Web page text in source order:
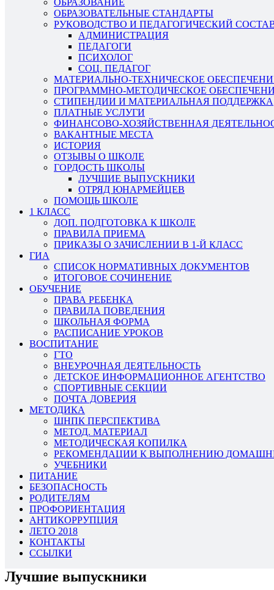
ОБРАЗОВАНИЕ
ОБРАЗОВАТЕЛЬНЫЕ СТАНДАРТЫ
РУКОВОДСТВО И ПЕДАГОГИЧЕСКИЙ
АДМИНИСТРАЦИЯ
ПЕДАГОГИ
ПСИХОЛОГ
СОЦ. ПЕДАГОГ
МАТЕРИАЛЬНО-ТЕХНИЧЕСКОЕ
ПРОГРАММНО-МЕТОДИЧЕСКОЕ
СТИПЕНДИИ И МАТЕРИАЛЬНАЯ ПОДДЕРЖКА
ПЛАТНЫЕ УСЛУГИ
ФИНАНСОВО-ХОЗЯЙСТВЕННАЯ
ВАКАНТНЫЕ МЕСТА
ИСТОРИЯ
ОТЗЫВЫ О ШКОЛЕ
ГОРДОСТЬ ШКОЛЫ
ЛУЧШИЕ ВЫПУСКНИКИ
ОТРЯД ЮНАРМЕЙЦЕВ
ПОМОЩЬ ШКОЛЕ
1 КЛАСС
ДОП. ПОДГОТОВКА К ШКОЛЕ
ПРАВИЛА ПРИЕМА
ПРИКАЗЫ О ЗАЧИСЛЕНИИ В 1-Й КЛАСС
ГИА
СПИСОК НОРМАТИВНЫХ ДОКУМЕНТОВ
ИТОГОВОЕ СОЧИНЕНИЕ
ОБУЧЕНИЕ
ПРАВА РЕБЕНКА
ПРАВИЛА ПОВЕДЕНИЯ
ШКОЛЬНАЯ ФОРМА
РАСПИСАНИЕ УРОКОВ
ВОСПИТАНИЕ
ГТО
ВНЕУРОЧНАЯ ДЕЯТЕЛЬНОСТЬ
ДЕТСКОЕ ИНФОРМАЦИОННОЕ АГЕНТСТВО
СПОРТИВНЫЕ СЕКЦИИ
ПОЧТА ДОВЕРИЯ
МЕТОДИКА
ШНПК ПЕРСПЕКТИВА
МЕТОД. МАТЕРИАЛ
МЕТОДИЧЕСКАЯ КОПИЛКА
РЕКОМЕНДАЦИИ К ВЫПОЛНЕНИЮ
УЧЕБНИКИ
ПИТАНИЕ
БЕЗОПАСНОСТЬ
РОДИТЕЛЯМ
ПРОФОРИЕНТАЦИЯ
АНТИКОРРУПЦИЯ
ЛЕТО 2018
КОНТАКТЫ
ССЫЛКИ
Лучшие выпускники